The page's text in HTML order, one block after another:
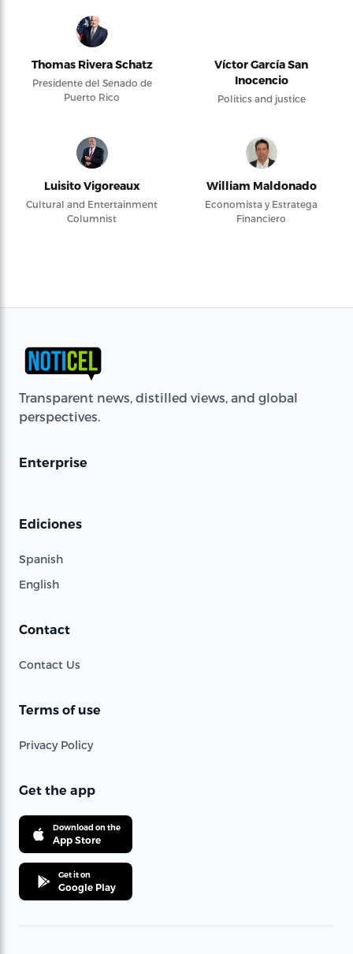
Thomas Rivera Schatz
Presidente del Senado de
Puerto Rico
Víctor García San
Inocencio
Politics and justice
Luisito Vigoreaux
Cultural and Entertainment
Columnist
William Maldonado
Economista y Estratega
Financiero
Transparent news, distilled views, and global
perspectives.
Enterprise
Ediciones
Spanish
English
Contact
Contact Us
Terms of use
Privacy Policy
Get the app
Download on the
App Store
Get it on
Google Play